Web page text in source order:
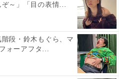
～」「目の表情...
階段・鈴木もぐら、マ
ォーアフタ...